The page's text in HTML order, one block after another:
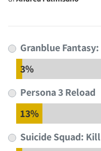
Granblue
3%
Persona 3 Reload
13%
Suicide Squad: